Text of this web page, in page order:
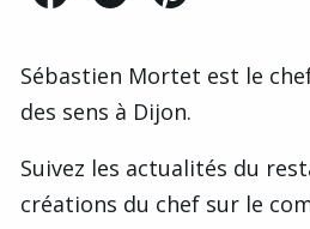
Sébastien Mortet est le
des sens à Dijon.
Suivez les actualités du
créations du chef sur le